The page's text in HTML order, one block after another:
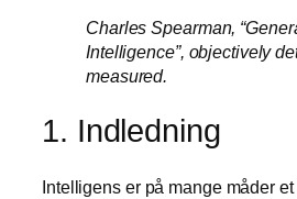
Charles Spearman,
Intelligence”, objectively
measured.
1. Indledning
Intelligens er på mange måder